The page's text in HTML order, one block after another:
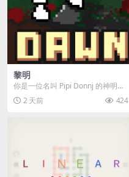
黎明
你是一位名叫 Pipi Donnj 的神明。
你的任务是保护一群白色小人。 点
击...2 天前 424